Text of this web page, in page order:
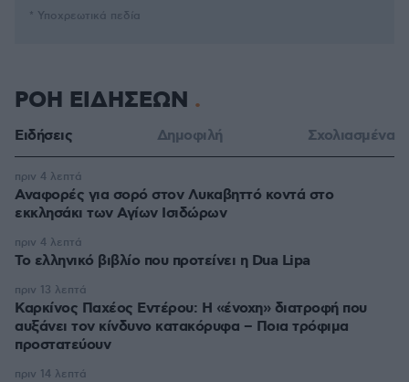
* Υποχρεωτικά πεδία
ΡΟΗ ΕΙΔΗΣΕΩΝ
Ειδήσεις Δημοφιλή Σχολιασμένα
Αναφορές για σορό στον Λυκαβηττό κοντά στο
εκκλησάκι των Αγίων Ισιδώρων
πριν 4 λεπτά
Το ελληνικό βιβλίο που προτείνει η Dua Lipa
πριν 4 λεπτά
Καρκίνος Παχέος Εντέρου: Η «ένοχη» διατροφή που
αυξάνει τον κίνδυνο κατακόρυφα – Ποια τρόφιμα
προστατεύουν
πριν 13 λεπτά
πριν 14 λεπτά